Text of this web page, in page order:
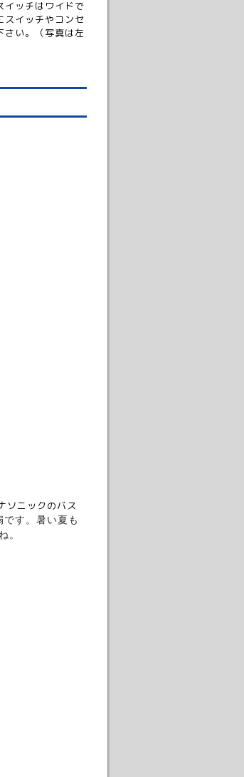
イッチはワイドで
イッチやコンセ
い。（写真は左
ソニックのバス
す。暑い夏も
。